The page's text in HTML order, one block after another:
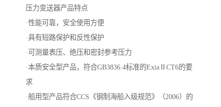
压力变送器产品特点
·性能可靠，安全使用方便
·具有短路保护和反性保护
·可测量表压、绝压和密封参考压力
·本质安全型产品，符合GB3836.4标准的ExiaⅡCT6的要
求
·船用型产品符合CCS《钢制海船入级规范》（2006）的